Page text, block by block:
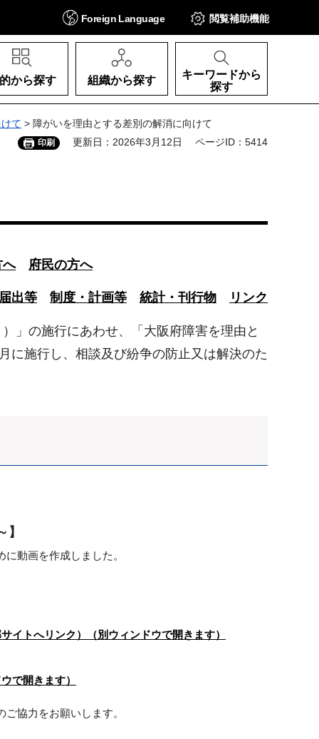
Foreign Language 閲覧補助機能
から探す 組織から探す
キーワードから
探す
て > 障がいを理由とする差別の解消に向けて
印刷 更新日：2026年3月12日 ページID：5414
へ 府民の方へ
出等 制度・計画等 統計・刊行物 リンク
」の施行にあわせ、「大阪府障害を理由と
に施行し、相談及び紛争の防止又は解決のた
動画を作成しました。
イトへリンク）（別ウィンドウで開きます）
で開きます）
協力をお願いします。